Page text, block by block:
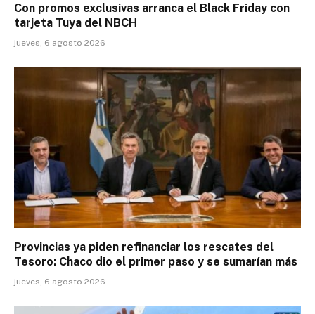
Con promos exclusivas arranca el Black Friday con
tarjeta Tuya del NBCH
jueves, 6 agosto 2026
Provincias ya piden refinanciar los rescates del
Tesoro: Chaco dio el primer paso y se sumarían más
jueves, 6 agosto 2026